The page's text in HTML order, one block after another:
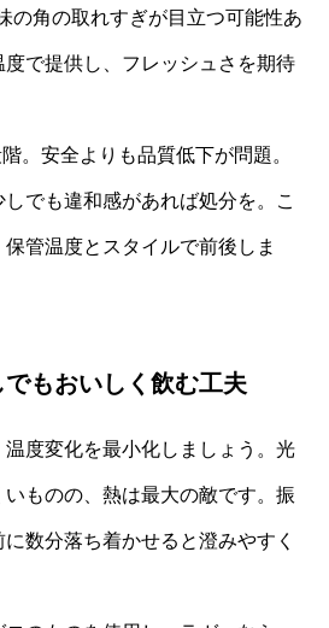
の角の取れすぎが目立つ可能性あ
度で提供し、フレッシュさを期待
。安全よりも品質低下が問題。
でも違和感があれば処分を。こ
管温度とスタイルで前後しま
もおいしく飲む工夫
度変化を最小化しましょう。光
ものの、熱は最大の敵です。振
数分落ち着かせると澄みやすく